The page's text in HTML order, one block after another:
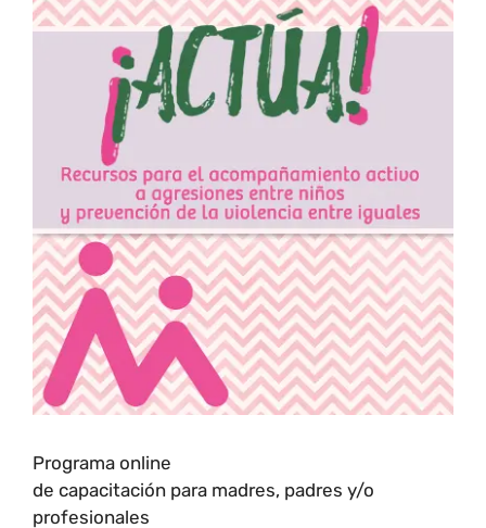
Programa online
de capacitación para madres, padres y/o
profesionales